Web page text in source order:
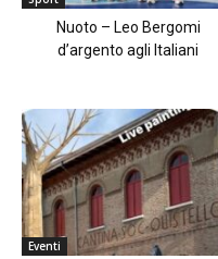
Nuoto – Leo Bergomi
d’argento agli Italiani
Eventi